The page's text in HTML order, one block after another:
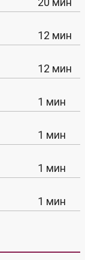
12 мин
12 мин
1 мин
1 мин
1 мин
1 мин